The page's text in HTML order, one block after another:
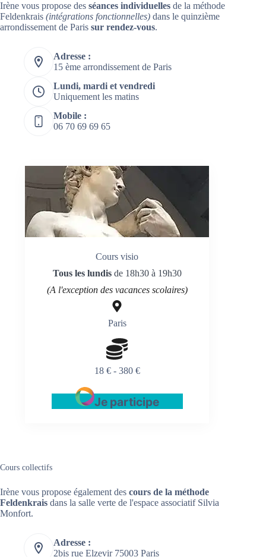
Irène vous propose des séances individuelles de la méthode
Feldenkrais (intégrations fonctionnelles) dans le quinzième
arrondissement de Paris sur rendez-vous.
Adresse :
15 ème arrondissement de Paris
Lundi, mardi et vendredi
Uniquement les matins
Mobile :
06 70 69 69 65
Cours visio
Tous les lundisde 18h30 à 19h30
(A l'exception des vacances scolaires)
Paris
18 € - 380 €
Je participe
Cours collectifs
Irène vous propose également des cours de la méthode
Feldenkrais dans la salle verte de l'espace associatif Silvia
Monfort.
Adresse :
2bis rue Elzevir 75003 Paris